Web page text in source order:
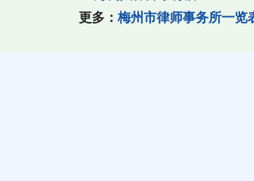
更多： 梅州市律师事务所一览